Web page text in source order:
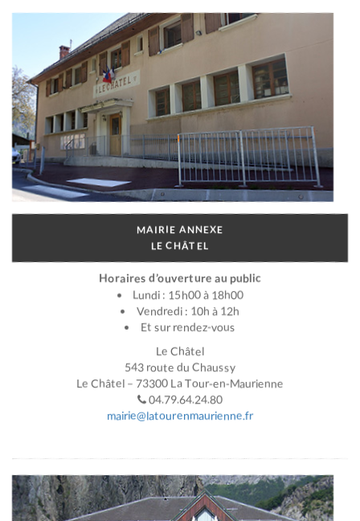
MAIRIE ANNEXE
LE CHÂTEL
Horaires d’ouverture au public
Lundi : 15h00 à 18h00
Vendredi : 10h à 12h
Et sur rendez-vous
Le Châtel
543 route du Chaussy
Le Châtel – 73300 La Tour-en-Maurienne
04.79.64.24.80
mairie@latourenmaurienne.fr